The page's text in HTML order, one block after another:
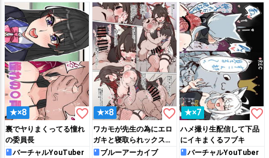
★×8 favorite_border
裏でヤりまくってる憧れ
の委員長
バーチャルYouTuber
★×8 favorite_border
ワカモが先生の為にエロ
ガキと寝取られックスす
ることになって…♡
ブルーアーカイブ
★×7 favorite_border
ハメ撮り生配信して下品
にイキまくるフブキ
バーチャルYouTuber